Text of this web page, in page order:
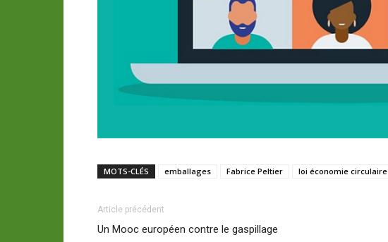
MOTS-CLÉS emballages Fabrice Peltier loi économie circulaire
Article précédent
Un Mooc européen contre le gaspillage